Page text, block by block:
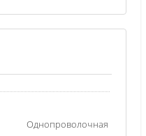
Однопроволочная